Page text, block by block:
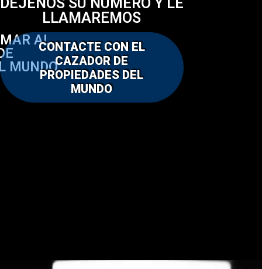
AL
MUNDO
LLAMAREMOS
CONTACTE CON EL
CAZADOR DE
PROPIEDADES DEL
MUNDO